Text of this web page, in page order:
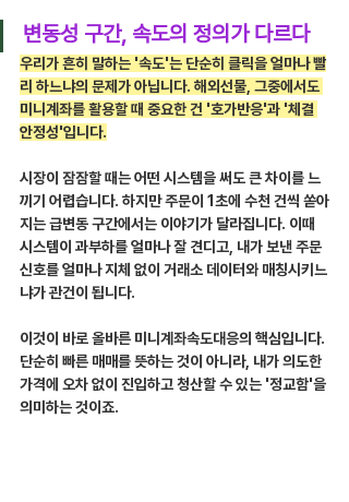
변동성 구간, 속도의 정의가 다르다
우리가 흔히 말하는 '속도'는 단순히 클릭을 얼마나 빨
리 하느냐의 문제가 아닙니다. 해외선물, 그중에서도
미니계좌를 활용할 때 중요한 건 '호가반응'과 '체결
안정성'입니다.
시장이 잠잠할 때는 어떤 시스템을 써도 큰 차이를 느
끼기 어렵습니다. 하지만 주문이 1초에 수천 건씩 쏟아
지는 급변동 구간에서는 이야기가 달라집니다. 이때
시스템이 과부하를 얼마나 잘 견디고, 내가 보낸 주문
신호를 얼마나 지체 없이 거래소 데이터와 매칭시키느
냐가 관건이 됩니다.
이것이 바로 올바른 미니계좌속도대응의 핵심입니다.
단순히 빠른 매매를 뜻하는 것이 아니라, 내가 의도한
가격에 오차 없이 진입하고 청산할 수 있는 '정교함'을
의미하는 것이죠.